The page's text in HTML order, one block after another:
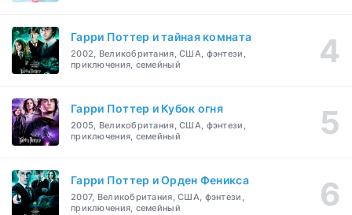
Гарри Поттер и тайная комната
2002, Великобритания, США, фэнтези,
приключения, семейный
Гарри Поттер и Кубок огня
2005, Великобритания, США, фэнтези,
приключения, семейный
Гарри Поттер и Орден Феникса
2007, Великобритания, США, фэнтези,
приключения, семейный